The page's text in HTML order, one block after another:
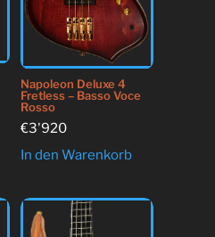
Napoleon Deluxe 4
Fretless – Basso Voce
Rosso
€3'920
In den Warenkorb